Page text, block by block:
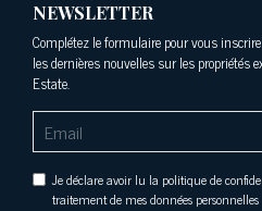
NEWSLETTER
Complétez le formulaire pour vous
les dernières nouvelles sur les propriétés
Estate.
Je déclare avoir lu la politique de
traitement de mes données personnelles